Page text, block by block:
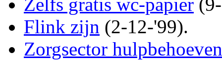
Zelfs gratis wc-papier
Flink zijn (2-12-'99).
Zorgsector